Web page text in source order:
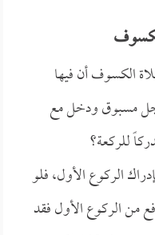
الكسوف أن فيها
مسبوق ودخل مع
للركعة؟
الركوع الأول، فلو
من الركوع الأول فقد